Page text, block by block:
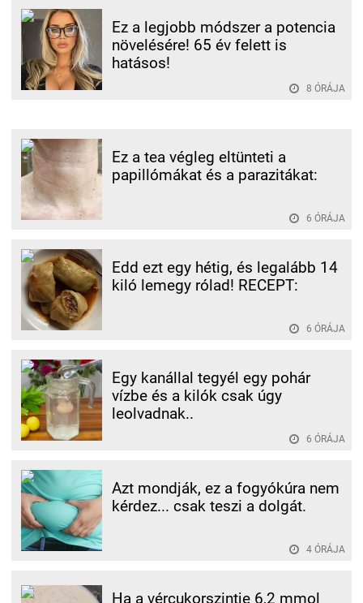
Ez a legjobb módszer a potencia
növelésére! 65 év felett is
hatásos!
8 ÓRÁJA
Ez a tea végleg eltünteti a
papillómákat és a parazitákat:
6 ÓRÁJA
Edd ezt egy hétig, és legalább 14
kiló lemegy rólad! RECEPT:
6 ÓRÁJA
Egy kanállal tegyél egy pohár
vízbe és a kilók csak úgy
leolvadnak..
6 ÓRÁJA
Azt mondják, ez a fogyókúra nem
kérdez... csak teszi a dolgát.
4 ÓRÁJA
Ha a vércukorszintje 6,2 mmol